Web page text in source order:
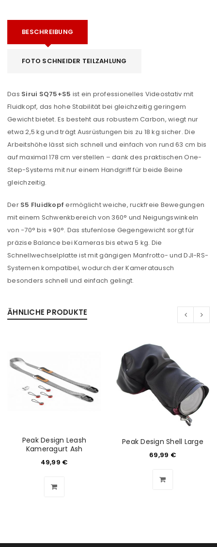
BESCHREIBUNG
FOTO SCHNEIDER TEILZAHLUNG
Das Sirui SQ75+S5 ist ein professionelles Videostativ mit
Fluidkopf, das hohe Stabilität bei gleichzeitig geringem
Gewicht bietet. Es besteht aus robustem Carbon, wiegt nur
etwa 2,5 kg und trägt Ausrüstungen bis zu 18 kg sicher. Die
Arbeitshöhe lässt sich schnell und einfach von rund 63 cm bis
auf maximal 178 cm verstellen – dank des praktischen One-
Step-Systems mit nur einem Handgriff für beide Beine
gleichzeitig.
Der S5 Fluidkopf ermöglicht weiche, ruckfreie Bewegungen
mit einem Schwenkbereich von 360° und Neigungswinkeln
von −70° bis +90°. Das stufenlose Gegengewicht sorgt für
präzise Balance bei Kameras bis etwa 5 kg. Die
Schnellwechselplatte ist mit gängigen Manfrotto- undDJI-RS-
Systemen kompatibel, wodurch der Kameratausch
besonders schnell und einfach gelingt.
ÄHNLICHE PRODUKTE
Peak Design Leash
Kameragurt Ash
49,99 €
Peak Design Shell Large
69,99 €